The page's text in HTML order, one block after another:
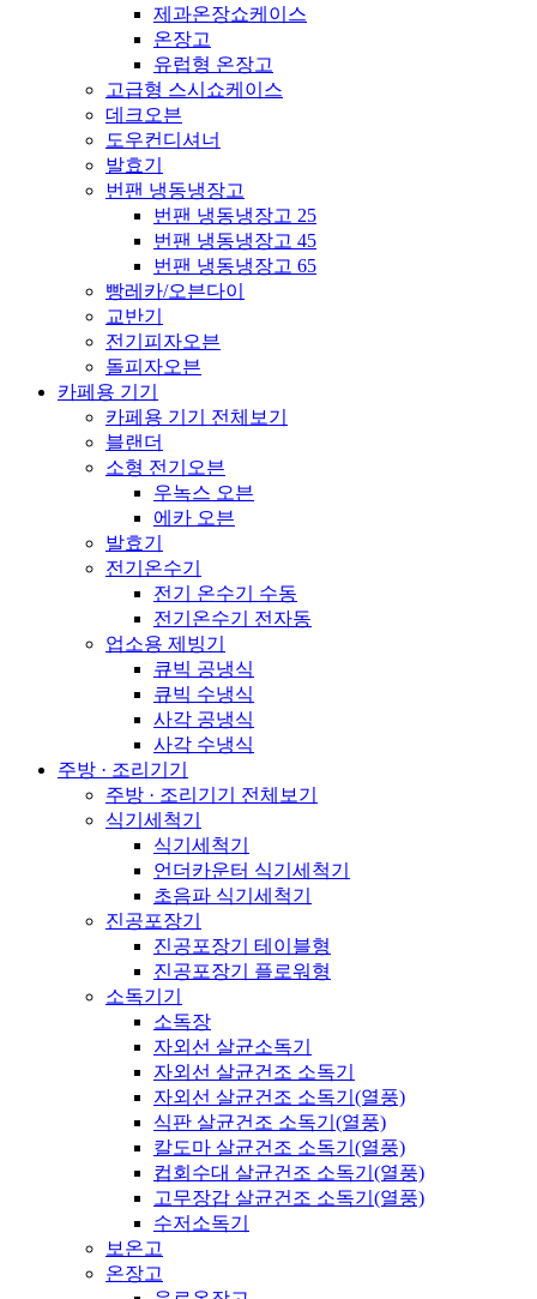
제과온장쇼케이스
온장고
유럽형 온장고
고급형 스시쇼케이스
데크오븐
도우컨디셔너
발효기
번팬 냉동냉장고
번팬 냉동냉장고 25
번팬 냉동냉장고 45
번팬 냉동냉장고 65
빵레카/오븐다이
교반기
전기피자오븐
돌피자오븐
카페용 기기
카페용 기기 전체보기
블랜더
소형 전기오븐
우녹스 오븐
에카 오븐
발효기
전기온수기
전기 온수기 수동
전기온수기 전자동
업소용 제빙기
큐빅 공냉식
큐빅 수냉식
사각 공냉식
사각 수냉식
주방 · 조리기기
주방 · 조리기기 전체보기
식기세척기
식기세척기
언더카운터 식기세척기
초음파 식기세척기
진공포장기
진공포장기 테이블형
진공포장기 플로워형
소독기기
소독장
자외선 살균소독기
자외선 살균건조 소독기
자외선 살균건조 소독기(열풍)
식판 살균건조 소독기(열풍)
칼도마 살균건조 소독기(열풍)
컵회수대 살균건조 소독기(열풍)
고무장갑 살균건조 소독기(열풍)
수저소독기
보온고
온장고